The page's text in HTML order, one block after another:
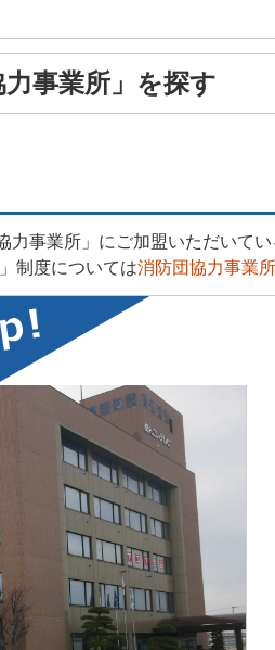
力事業所」を探す
力事業所」にご加盟いただいて
制度については消防団協力事業所